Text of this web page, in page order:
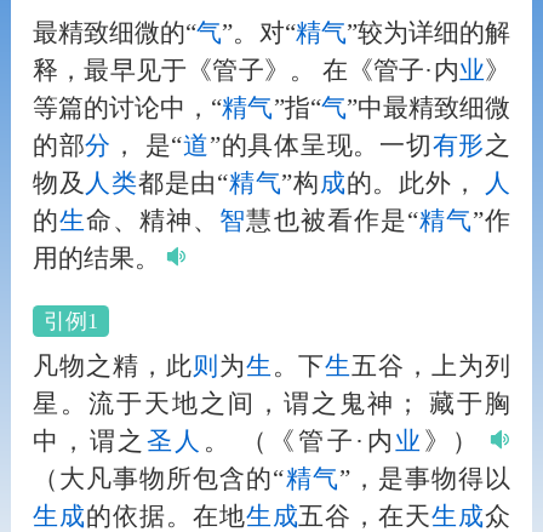
最精致细微的“气”。对“精气”较为详细的解
释，最早见于《管子》。 在《管子·内业》
等篇的讨论中，“精气”指“气”中最精致细微
的部分 ， 是“道”的具体呈现。一切有形之
物及 人 类都是由“精气”构成的。此外，
人
的生命、精神、 智慧也被看作是“精气”作
用的结果。
引例1
凡物之精，此则 为生 。下生五谷，上为列
星。流于天地之间，谓之鬼神； 藏于胸
中，谓之 圣 人 。 （《管子·内 业 》）
（大凡事物所包含的“精气”，是事物得以
生 成的依据。在地生 成五谷，在天生 成众